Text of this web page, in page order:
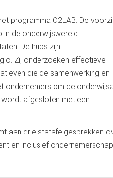
programma O2LAB. De
in de onderwijswereld.
De hubs zijn
Zij onderzoeken effectieve
die de samenwerking en
ondernemers om de
afgesloten met een
aan drie statafelgesprekken
en inclusief